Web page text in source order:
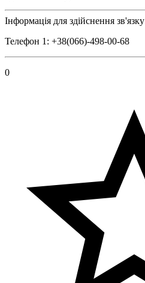
Інформація для здійснення зв'язку
Телефон 1: +38(066)-498-00-68
0